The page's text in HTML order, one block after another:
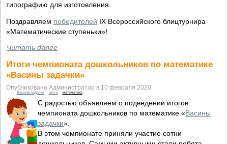
типографию для изготовления.
Поздравляем победителей IX Всероссийского блицтурнира
«Математические ступеньки»!
Читать далее
Итоги чемпионата дошкольников по математике
«Васины задачки»
Опубликовано Администратор в 10 февраля 2020
Васины задачки итоги математика
С радостью объявляем о подведении итогов
чемпионата дошкольников по математике «Васины
задачки».
В этом чемпионате приняли участие сотни